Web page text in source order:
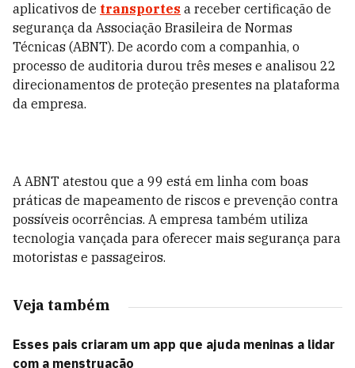
aplicativos de transportes a receber certificação de
segurança da Associação Brasileira de Normas
Técnicas (ABNT). De acordo com a companhia, o
processo de auditoria durou três meses e analisou 22
direcionamentos de proteção presentes na plataforma
da empresa.
A ABNT atestou que a 99 está em linha com boas
práticas de mapeamento de riscos e prevenção contra
possíveis ocorrências. A empresa também utiliza
tecnologia vançada para oferecer mais segurança para
motoristas e passageiros.
Veja também
Esses pais criaram um app que ajuda meninas a lidar
com a menstruação